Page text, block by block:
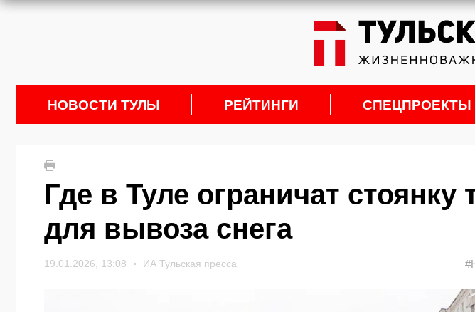
НОВОСТИ ТУЛЫ РЕЙТИНГИ СПЕЦПРОЕКТЫ
Где в Туле ограничат стоянку
для вывоза снега
19.01.2026, 13:08 ИА Тульская пресса